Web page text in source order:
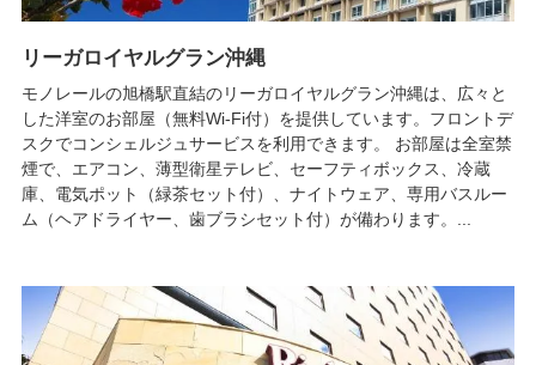
リーガロイヤルグラン沖縄
モノレールの旭橋駅直結のリーガロイヤルグラン沖縄は、広々と
した洋室のお部屋（無料Wi-Fi付）を提供しています。フロントデ
スクでコンシェルジュサービスを利用できます。 お部屋は全室禁
煙で、エアコン、薄型衛星テレビ、セーフティボックス、冷蔵
庫、電気ポット（緑茶セット付）、ナイトウェア、専用バスルー
ム（ヘアドライヤー、歯ブラシセット付）が備わります。...